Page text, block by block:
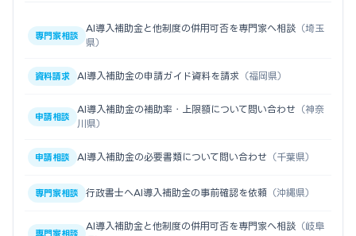
専門家相談
AI導入補助金と他制度の併用可否を専門家へ相談 （埼玉
県）
資料請求 AI導入補助金の申請ガイド資料を請求 （福岡県）
申請相談
AI導入補助金の補助率・上限額について問い合わせ （神奈
川県）
申請相談 AI導入補助金の必要書類について問い合わせ （千葉県）
専門家相談 行政書士へAI導入補助金の事前確認を依頼 （沖縄県）
専門家相談
AI導入補助金と他制度の併用可否を専門家へ相談 （岐阜